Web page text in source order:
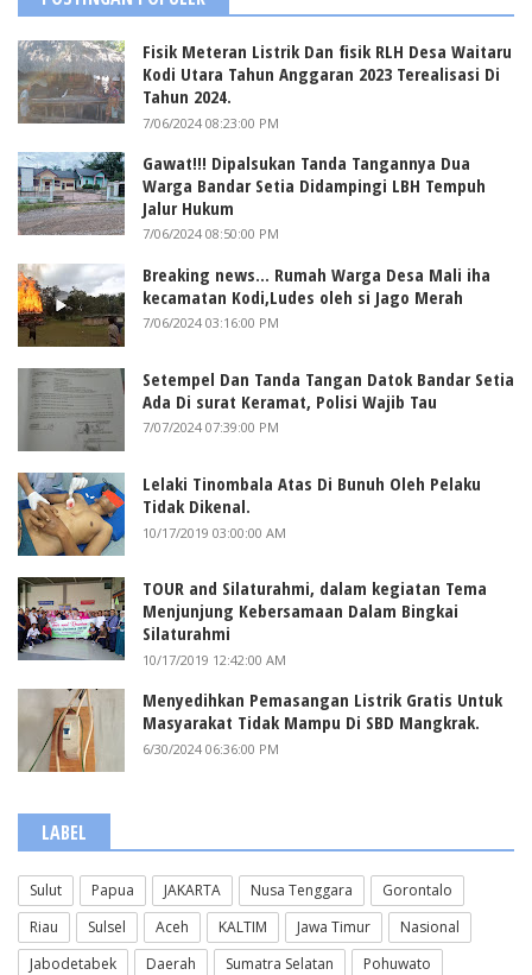
Fisik Meteran Listrik Dan fisik RLH Desa Waitaru
Kodi Utara Tahun Anggaran 2023 Terealisasi Di
Tahun 2024.
7/06/2024 08:23:00 PM
Gawat!!! Dipalsukan Tanda Tangannya Dua
Warga Bandar Setia Didampingi LBH Tempuh
Jalur Hukum
7/06/2024 08:50:00 PM
Breaking news... Rumah Warga Desa Mali iha
kecamatan Kodi,Ludes oleh si Jago Merah
7/06/2024 03:16:00 PM
Setempel Dan Tanda Tangan Datok Bandar Setia
Ada Di surat Keramat, Polisi Wajib Tau
7/07/2024 07:39:00 PM
Lelaki Tinombala Atas Di Bunuh Oleh Pelaku
Tidak Dikenal.
10/17/2019 03:00:00 AM
TOUR and Silaturahmi, dalam kegiatan Tema
Menjunjung Kebersamaan Dalam Bingkai
Silaturahmi
10/17/2019 12:42:00 AM
Menyedihkan Pemasangan Listrik Gratis Untuk
Masyarakat Tidak Mampu Di SBD Mangkrak.
6/30/2024 06:36:00 PM
LABEL
Sulut Papua JAKARTA Nusa Tenggara
Gorontalo
Riau
Sulsel Aceh KALTIM Jawa Timur
Nasional
Jabodetabek
Daerah Sumatra Selatan
Pohuwato